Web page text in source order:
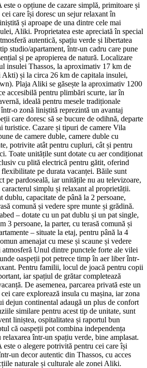
o opțiune de cazare simplă, primitoare și
care își doresc un sejur relaxant în
și aproape de una dintre cele mai
Aliki. Proprietatea este apreciată în special
autentică, spațiu verde și libertatea
studio/apartament, într-un cadru care pune
și pe apropierea de natură. Localizare
insulei Thassos, la aproximativ 17 km de
Akti) și la circa 26 km de capitala insulei,
Plaja Aliki se găsește la aproximativ 1200
accesibilă pentru plimbări scurte, iar în
ideală pentru mesele tradiționale
o zonă liniștită reprezintă un avantaj
care doresc să se bucure de odihnă, departe
turistice. Cazare și tipuri de camere Vila
de camere duble, camere duble cu
potrivite atât pentru cupluri, cât și pentru
Toate unitățile sunt dotate cu aer condiționat
cu plită electrică pentru gătit, oferind
pe durata vacanței. Băile sunt
pe pardoseală, iar unitățile nu au televizoare,
caracterul simplu și relaxant al proprietății.
dublu, capacitate de până la 2 persoane,
comună și vedere spre munte și grădină.
– dotate cu un pat dublu și un pat single,
3 persoane, la parter, cu terasă comună și
– situate la etaj, pentru până la 4
amenajat cu mese și scaune și vedere
atmosferă Unul dintre punctele forte ale vilei
oaspeții pot petrece timp în aer liber într-
Pentru familii, locul de joacă pentru copii
iar spațiul de grătar completează
De asemenea, parcarea privată este un
care explorează insula cu mașina, iar zona
dejun continental adaugă un plus de confort
similare pentru acest tip de unitate, sunt
liniștea, ospitalitatea și raportul bun
că oaspeții pot combina independența
într-un spațiu verde, bine amplasat.
o alegere potrivită pentru cei care își
un decor autentic din Thassos, cu acces
naturale și culturale ale zonei Aliki.